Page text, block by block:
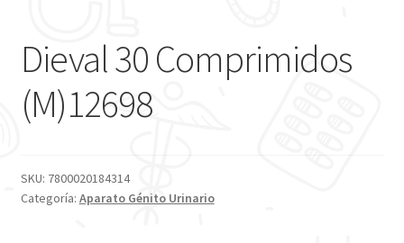
Dieval 30 Comprimidos
(M)12698
SKU: 7800020184314
Categoría: Aparato Génito Urinario